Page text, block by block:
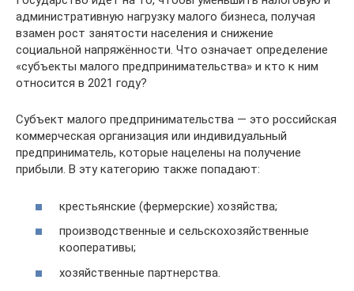
административную нагрузку малого бизнеса, получая
взамен рост занятости населения и снижение
социальной напряжённости. Что означает определение
«субъекты малого предпринимательства» и кто к ним
относится в 2021 году?
Субъект малого предпринимательства — это российская
коммерческая организация или индивидуальный
предприниматель, которые нацелены на получение
прибыли. В эту категорию также попадают:
крестьянские (фермерские) хозяйства;
производственные и сельскохозяйственные
кооперативы;
хозяйственные партнерства.